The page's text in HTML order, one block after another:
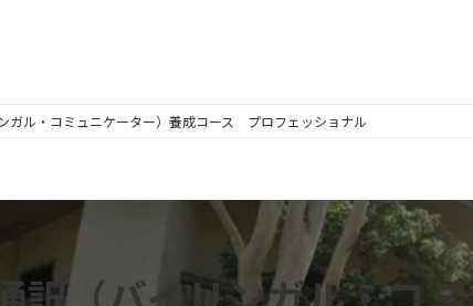
ガル・コミュニケーター）養成コース プロフェッショナル